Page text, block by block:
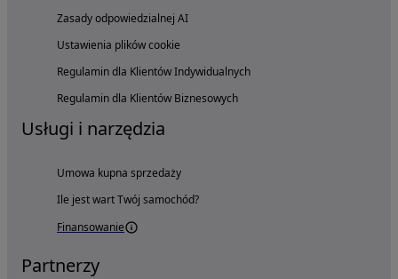
Zasady odpowiedzialnej AI
Ustawienia plików cookie
Regulamin dla Klientów Indywidualnych
Regulamin dla Klientów Biznesowych
Usługi i narzędzia
Umowa kupna sprzedaży
Ile jest wart Twój samochód?
Finansowanie
Partnerzy